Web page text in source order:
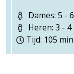
Dames: 5 - 6
Heren: 3 - 4
Tijd: 105 min